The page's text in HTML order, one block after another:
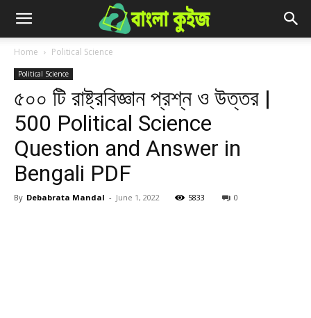
Home Political Science
Political Science
৫০০ টি রাষ্ট্রবিজ্ঞান প্রশ্ন ও উত্তর |
500 Political Science
Question and Answer in
Bengali PDF
By Debabrata Mandal - June 1, 2022 5833 0